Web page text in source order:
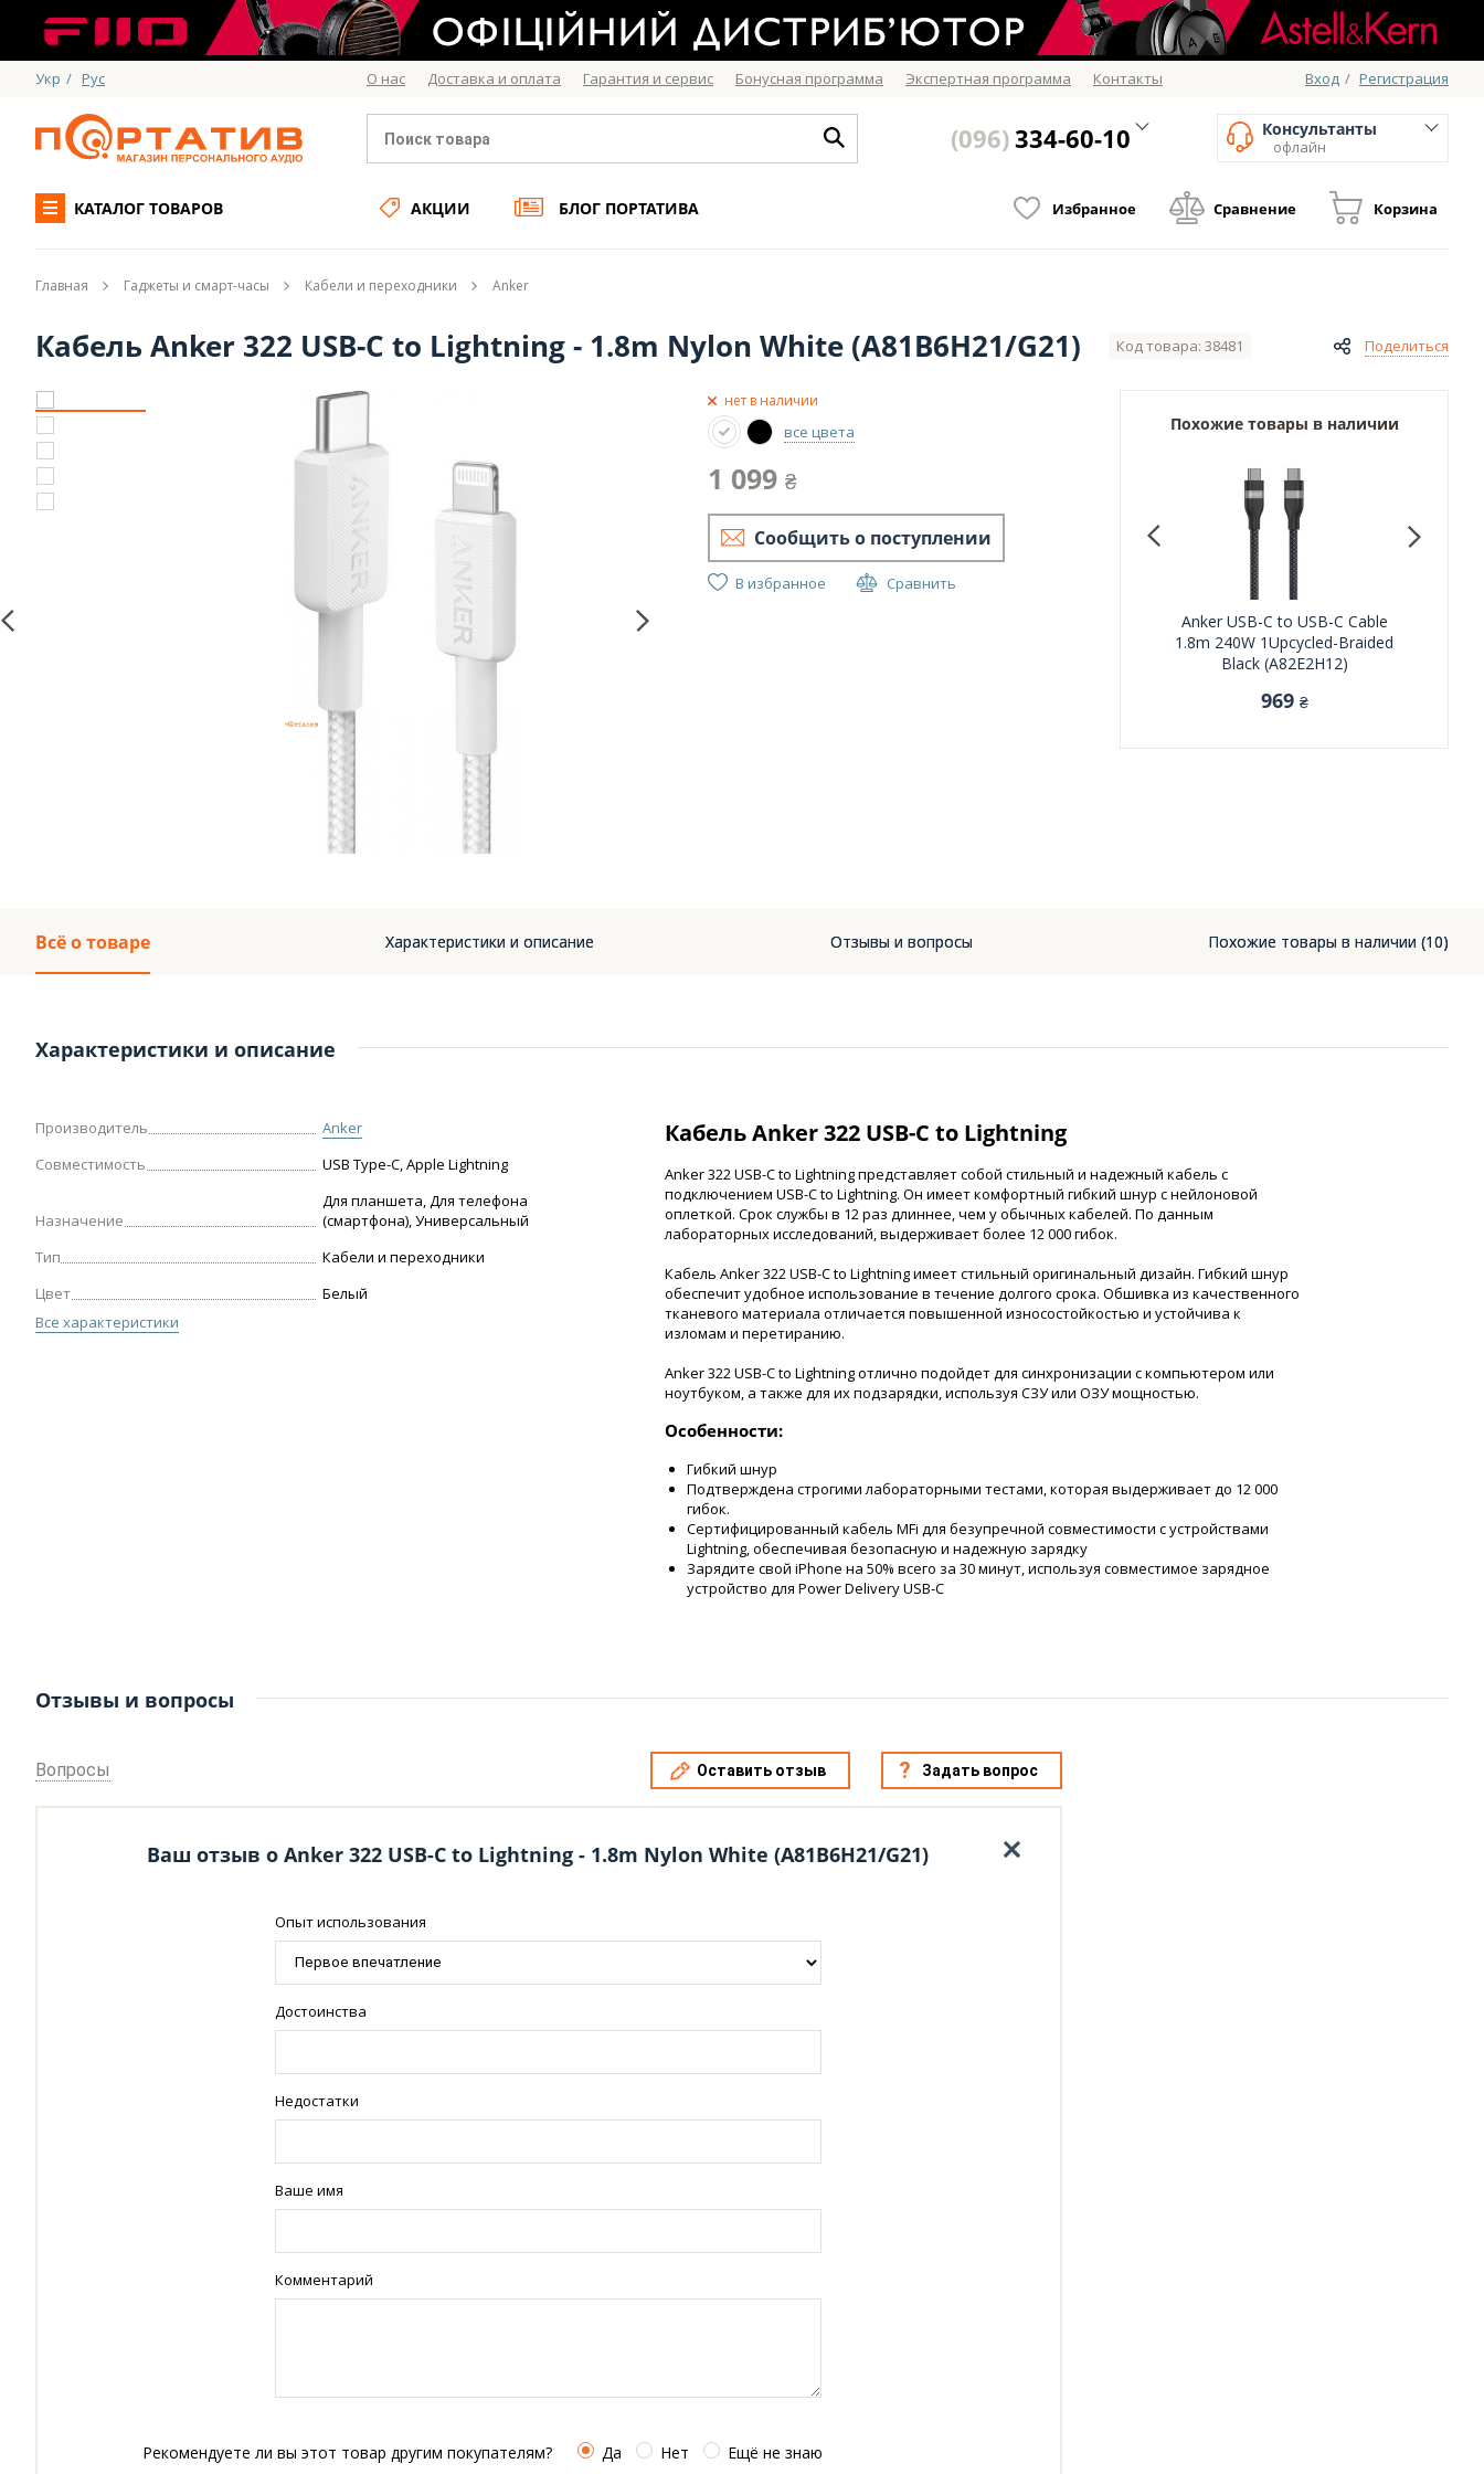
Укр / Рус О нас Доставка и оплата Гарантия и сервис Бонусная программа Экспертная программа Контакты Вход / Регистрация
(096)334-60-10 Консультанты
офлайн
КАТАЛОГ ТОВАРОВ АКЦИИ БЛОГ ПОРТАТИВА Избранное Сравнение Корзина
Главная Гаджеты и смарт-часы Кабели и переходники Anker
Кабель Anker 322 USB-C to Lightning - 1.8m Nylon White (A81B6H21/G21) Код товара: 38481 Поделиться
нет в наличии
все цвета
1 099 ₴
Сообщить о поступлении
В избранное Сравнить
Похожие товары в наличии
Anker USB-C to USB-C Cable
1.8m 240W 1Upcycled-Braided
Black (A82E2H12)
969 ₴
Всё о товаре Характеристики и описание Отзывы и вопросы Похожие товары в наличии (10)
Характеристики и описание
Производитель
Anker
Совместимость
USB Type-C, Apple Lightning
Назначение
Для планшета, Для телефона
(смартфона), Универсальный
Тип
Кабели и переходники
Цвет
Белый
Все характеристики
Кабель Anker 322 USB-C to Lightning
Anker 322 USB-C to Lightning представляет собой стильный и надежный кабель с
подключением USB-C to Lightning. Он имеет комфортный гибкий шнур с нейлоновой
оплеткой. Срок службы в 12 раз длиннее, чем у обычных кабелей. По данным
лабораторных исследований, выдерживает более 12 000 гибок.
Кабель Anker 322 USB-C to Lightning имеет стильный оригинальный дизайн. Гибкий шнур
обеспечит удобное использование в течение долгого срока. Обшивка из качественного
тканевого материала отличается повышенной износостойкостью и устойчива к
изломам и перетиранию.
Anker 322 USB-C to Lightning отлично подойдет для синхронизации с компьютером или
ноутбуком, а также для их подзарядки, используя СЗУ или ОЗУ мощностью.
Особенности:
Гибкий шнур
Подтверждена строгими лабораторными тестами, которая выдерживает до 12 000
гибок.
Сертифицированный кабель MFi для безупречной совместимости с устройствами
Lightning, обеспечивая безопасную и надежную зарядку
Зарядите свой iPhone на 50% всего за 30 минут, используя совместимое зарядное
устройство для Power Delivery USB-C
Отзывы и вопросы
Вопросы Оставить отзыв Задать вопрос
Ваш отзыв о Anker 322 USB-C to Lightning - 1.8m Nylon White (A81B6H21/G21)
Опыт использования
Достоинства
Недостатки
Ваше имя
Комментарий
Рекомендуете ли вы этот товар другим покупателям? Да Нет Ещё не знаю